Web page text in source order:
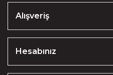
Alışveriş
Hesabınız